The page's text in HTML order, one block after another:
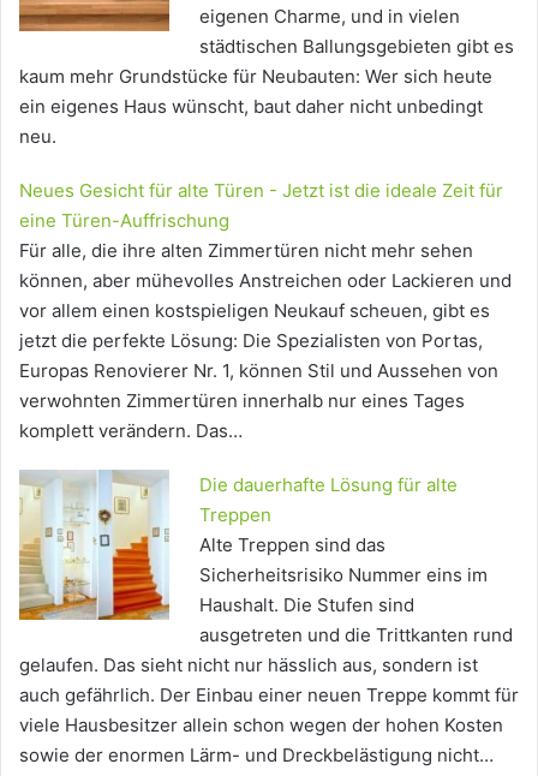
eigenen Charme, und in vielen
städtischen Ballungsgebieten gibt es
kaum mehr Grundstücke für Neubauten: Wer sich heute
ein eigenes Haus wünscht, baut daher nicht unbedingt
neu.
Neues Gesicht für alte Türen - Jetzt ist die ideale Zeit für
eine Türen-Auffrischung
Für alle, die ihre alten Zimmertüren nicht mehr sehen
können, aber mühevolles Anstreichen oder Lackieren und
vor allem einen kostspieligen Neukauf scheuen, gibt es
jetzt die perfekte Lösung: Die Spezialisten von Portas,
Europas Renovierer Nr. 1, können Stil und Aussehen von
verwohnten Zimmertüren innerhalb nur eines Tages
komplett verändern. Das…
Die dauerhafte Lösung für alte
Treppen
Alte Treppen sind das
Sicherheitsrisiko Nummer eins im
Haushalt. Die Stufen sind
ausgetreten und die Trittkanten rund
gelaufen. Das sieht nicht nur hässlich aus, sondern ist
auch gefährlich. Der Einbau einer neuen Treppe kommt für
viele Hausbesitzer allein schon wegen der hohen Kosten
sowie der enormen Lärm- und Dreckbelästigung nicht…